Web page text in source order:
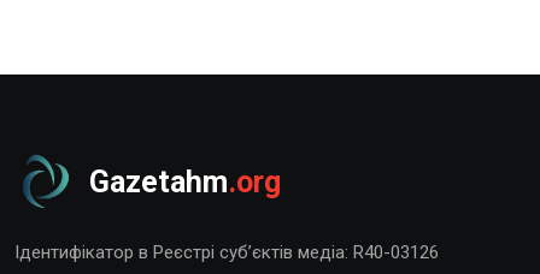
Gazetahm.org
Ідентифікатор в Реєстрі суб’єктів медіа: R40-03126